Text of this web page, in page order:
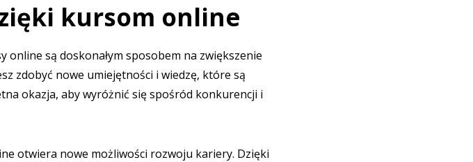
kursom online
online są doskonałym sposobem na zwiększenie
zdobyć nowe umiejętności i wiedzę, które są
okazja, aby wyróżnić się spośród konkurencji i
otwiera nowe możliwości rozwoju kariery. Dzięki